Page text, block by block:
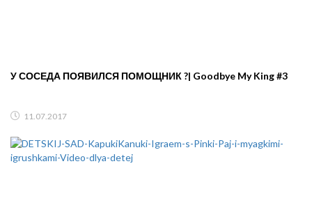
У СОСЕДА ПОЯВИЛСЯ ПОМОЩНИК ?| Goodbye My King #3
11.07.2017